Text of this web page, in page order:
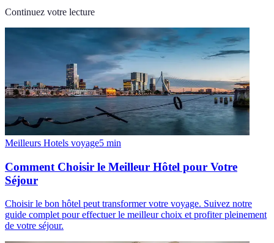
Continuez votre lecture
Meilleurs Hotels voyage5 min
Comment Choisir le Meilleur Hôtel pour Votre
Séjour
Choisir le bon hôtel peut transformer votre voyage. Suivez notre
guide complet pour effectuer le meilleur choix et profiter pleinement
de votre séjour.